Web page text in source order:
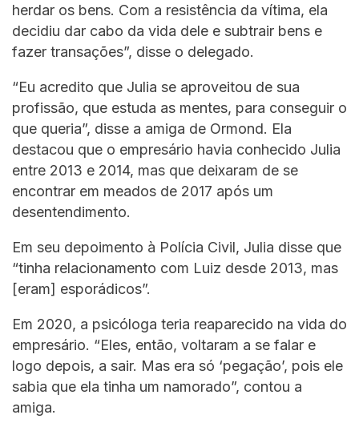
herdar os bens. Com a resistência da vítima, ela
decidiu dar cabo da vida dele e subtrair bens e
fazer transações”, disse o delegado.
“Eu acredito que Julia se aproveitou de sua
profissão, que estuda as mentes, para conseguir o
que queria”, disse a amiga de Ormond. Ela
destacou que o empresário havia conhecido Julia
entre 2013 e 2014, mas que deixaram de se
encontrar em meados de 2017 após um
desentendimento.
Em seu depoimento à Polícia Civil, Julia disse que
“tinha relacionamento com Luiz desde 2013, mas
[eram] esporádicos”.
Em 2020, a psicóloga teria reaparecido na vida do
empresário. “Eles, então, voltaram a se falar e
logo depois, a sair. Mas era só ‘pegação’, pois ele
sabia que ela tinha um namorado”, contou a
amiga.